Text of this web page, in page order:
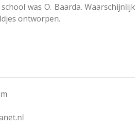
was O. Baarda. Waarschijnlijk
ontworpen.
Leerdam